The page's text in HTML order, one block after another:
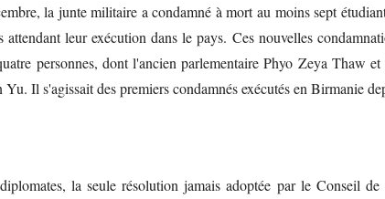
la junte militaire a condamné à mort au moins sept
attendant leur exécution dans le pays. Ces nouvelles
personnes, dont l'ancien parlementaire Phyo Zeya Thaw
Il s'agissait des premiers condamnés exécutés en Birmanie
la seule résolution jamais adoptée par le Conseil